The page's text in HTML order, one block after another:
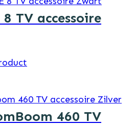
TV accessoire
460 TV